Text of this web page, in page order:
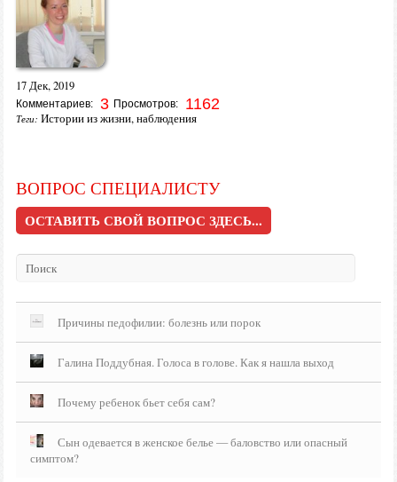
17 Дек, 2019
Комментариев: 3 Просмотров: 1162
Теги: Истории из жизни,наблюдения
ВОПРОС СПЕЦИАЛИСТУ
ОСТАВИТЬ СВОЙ ВОПРОС ЗДЕСЬ...
Причины педофилии: болезнь или порок
Галина Поддубная. Голоса в голове. Как я нашла выход
Почему ребенок бьет себя сам?
Сын одевается в женское белье — баловство или опасный
симптом?